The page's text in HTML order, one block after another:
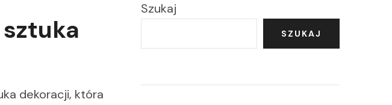
dekoracji, która
Szukaj
SZUKAJ